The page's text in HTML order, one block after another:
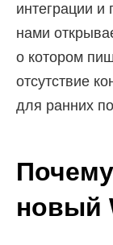
интеграции
нами
о котором
отсутствие
для ранних
новый